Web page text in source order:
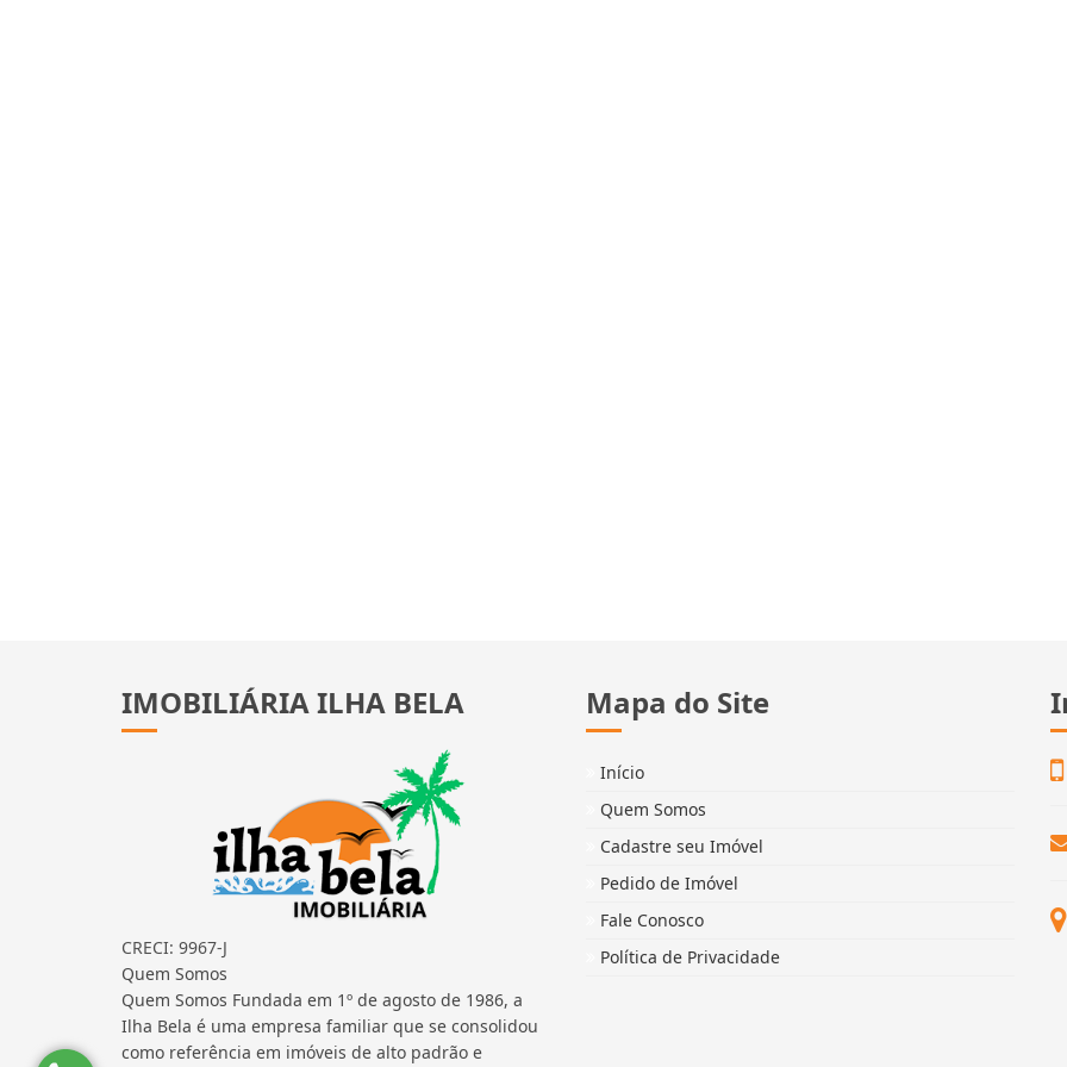
IMOBILIÁRIA ILHA BELA
CRECI: 9967-J
Quem Somos
Quem Somos Fundada em 1º de agosto de 1986, a
Ilha Bela é uma empresa familiar que se consolidou
como referência em imóveis de alto padrão e
Mapa do Site
Início
Quem Somos
Cadastre seu Imóvel
Pedido de Imóvel
Fale Conosco
Política de Privacidade